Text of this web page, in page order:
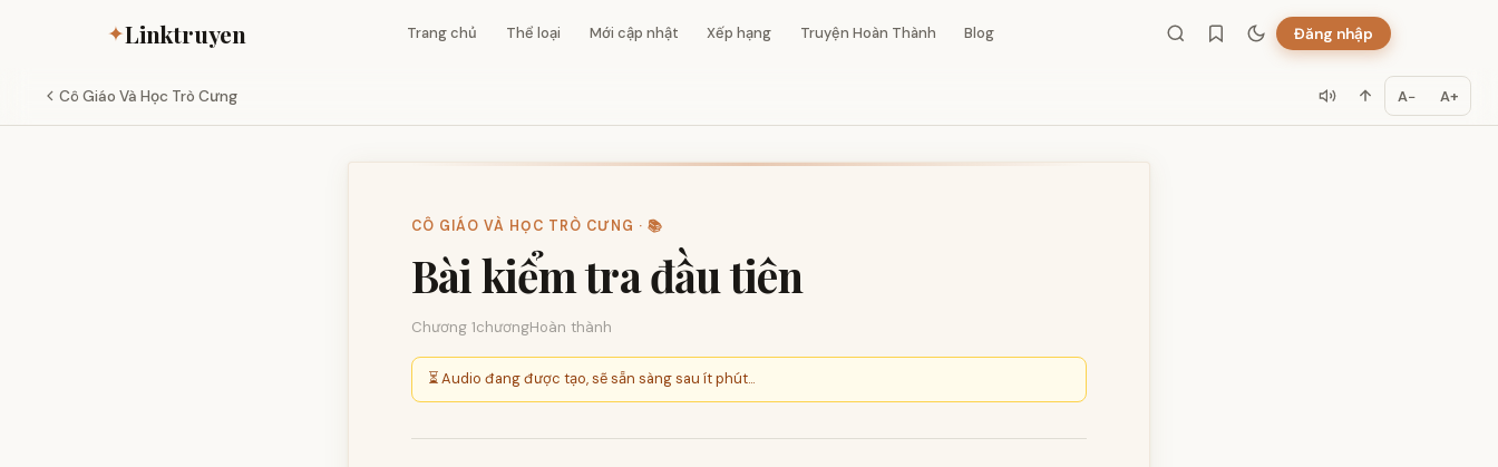
✦Linktruyen Trang chủ Thể loại Mới cập nhật Xếp hạng Truyện Hoàn Thành Blog Đăng nhập
Cô Giáo Và Học Trò Cưng A− A+
CÔ GIÁO VÀ HỌC TRÒ CƯNG · 📚
Bài kiểm tra đầu tiên
Chương 1chươngHoàn thành
⏳ Audio đang được tạo, sẽ sẵn sàng sau ít phút...